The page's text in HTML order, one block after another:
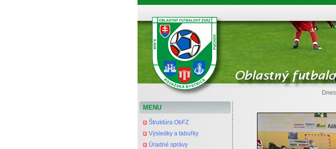
MENU
Štruktúra ObFZ
Výsledky a tabuľky
Úradné správy